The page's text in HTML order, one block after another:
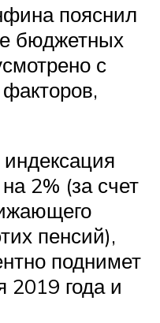
пояснил
бюджетных
с
2% (за счет
пенсий),
поднимет
2019 года и